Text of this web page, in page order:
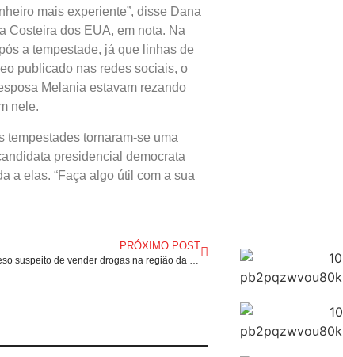
mais experiente”, disse Dana
Costeira dos EUA, em nota. Na
a tempestade, já que linhas de
publicado nas redes sociais, o
Melania estavam rezando
nele.
tornaram-se uma
presidencial democrata
a elas. “Faça algo útil com a sua
PRÓXIMO POST
Maranhão: Homem é Preso suspeito de vender drogas na região da Cohab.